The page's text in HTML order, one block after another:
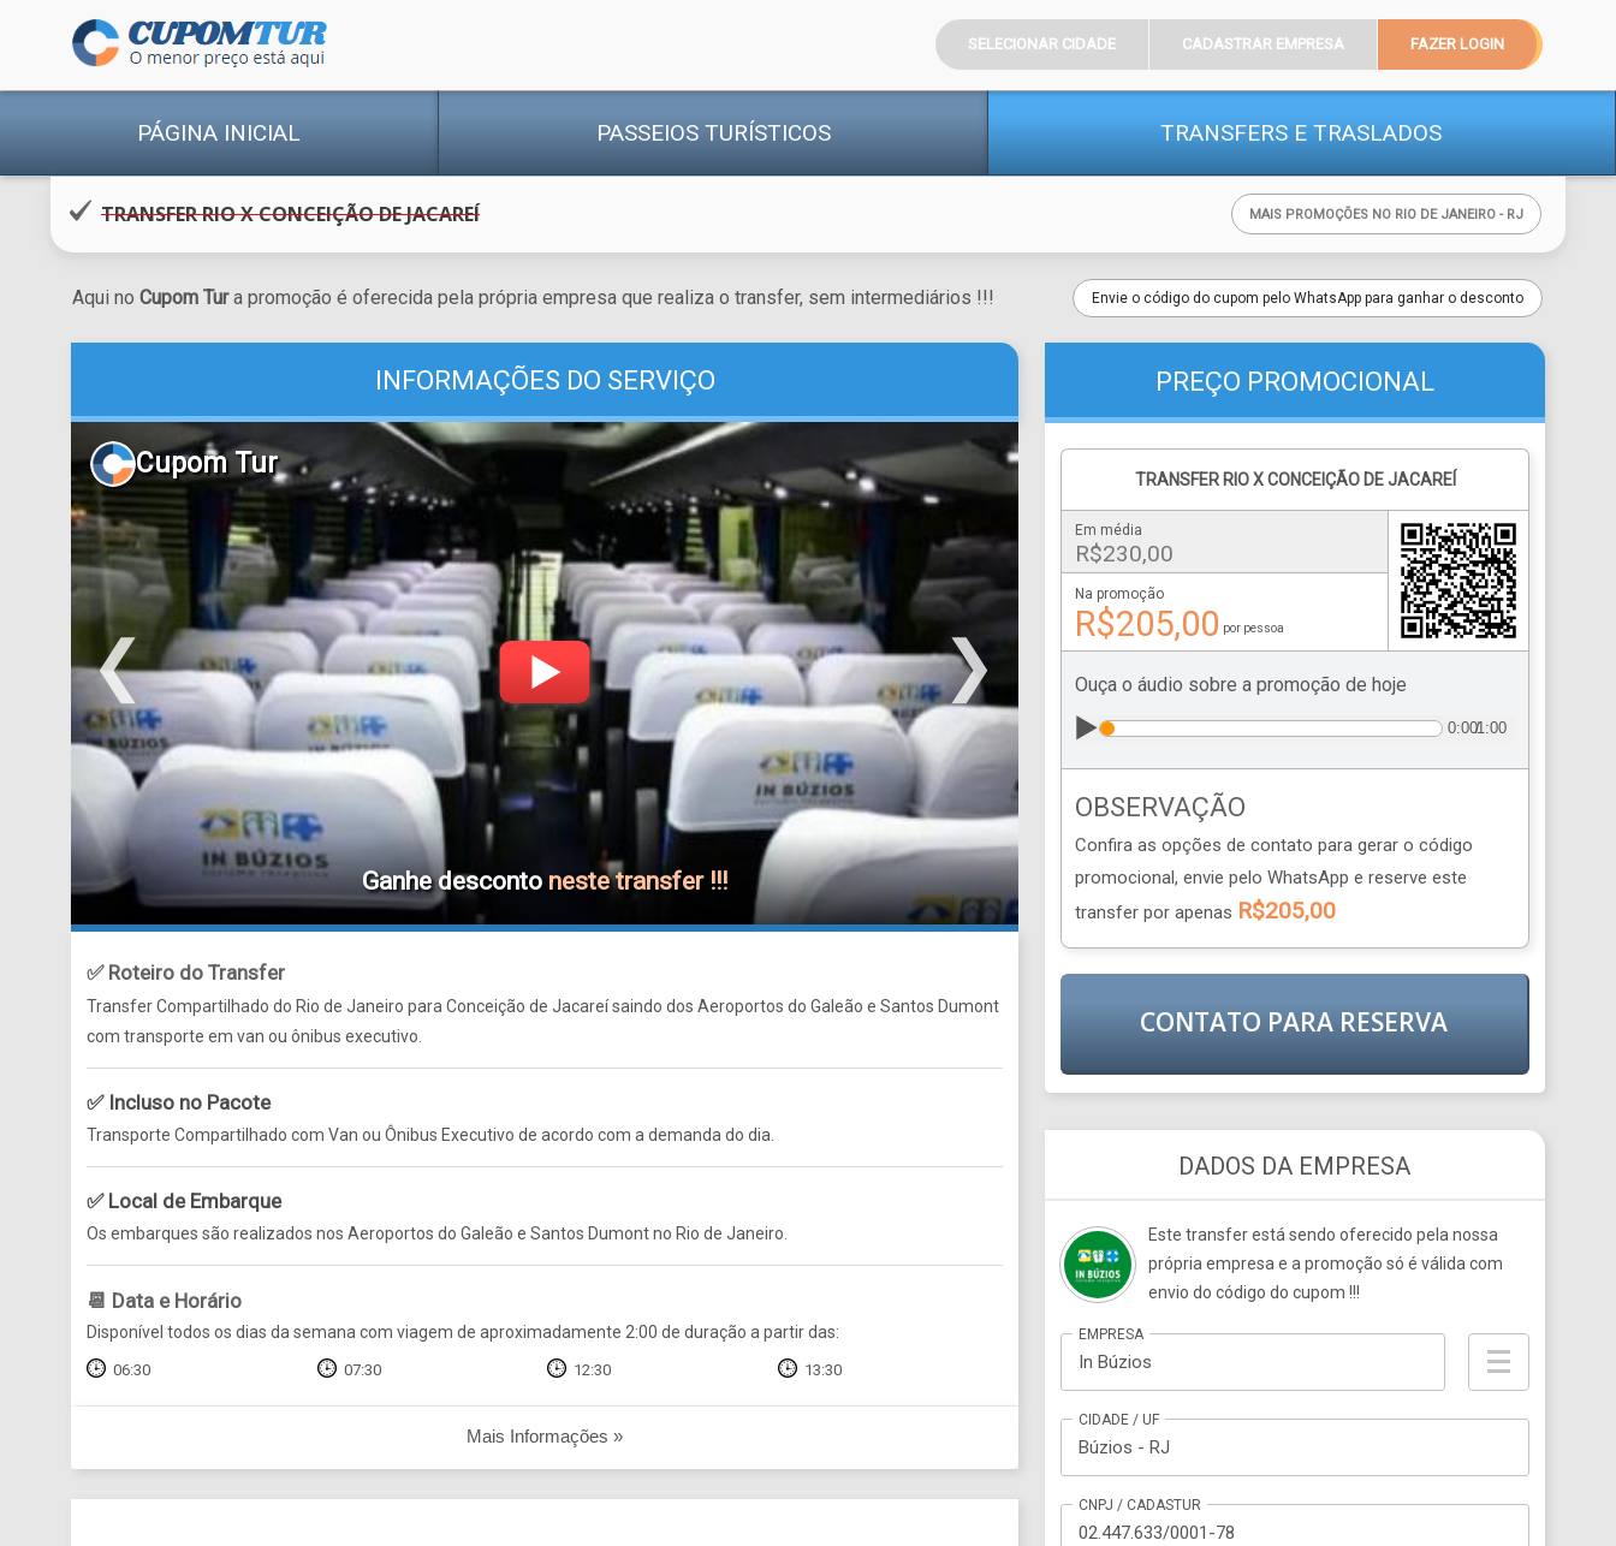
SELECIONAR CIDADE CADASTRAR EMPRESA FAZER LOGIN
PÁGINA INICIAL PASSEIOSTURÍSTICOS TRANSFERS E TRASLADOS
TRANSFER RIO X CONCEIÇÃO DE JACAREÍ MAIS PROMOÇÕES NO RIO DE JANEIRO - RJ
Aqui no Cupom Tura promoção é oferecida pela própria empresa que realiza o transfer, sem intermediários !!! Envie o código do cupom pelo WhatsApp para ganhar o desconto
INFORMAÇÕES DO SERVIÇO
Cupom Tur
Ganhe desconto neste transfer !!!
❮ ❯
✅ Roteiro do Transfer
Transfer Compartilhado do Rio de Janeiro para Conceição de Jacareí saindo dos Aeroportos do Galeão e Santos Dumont
com transporte em van ou ônibus executivo.
✅ Incluso no Pacote
Transporte Compartilhado com Van ou Ônibus Executivo de acordo com a demanda do dia.
✅ Local de Embarque
Os embarques são realizados nos Aeroportos do Galeão e Santos Dumont no Rio de Janeiro.
📆 Data e Horário
Disponível todos os dias da semana com viagem de aproximadamente 2:00 de duração a partir das:
06:30 07:30 12:30 13:30
Mais Informações »
PREÇO PROMOCIONAL
TRANSFER RIO X CONCEIÇÃO DE JACAREÍ
Em média
R$230,00
Na promoção
R$205,00 por pessoa
Ouça o áudio sobre a promoção de hoje
▶️ 0:00/1:00
OBSERVAÇÃO
Confira as opções de contato para gerar o código
promocional, envie pelo WhatsApp e reserve este
transfer por apenas R$205,00
CONTATO PARA RESERVA
DADOS DA EMPRESA
Este transfer está sendo oferecido pela nossa
própria empresa e a promoção só é válida com
envio do código do cupom !!!
EMPRESA
In Búzios
CIDADE / UF
Búzios - RJ
CNPJ / CADASTUR
02.447.633/0001-78